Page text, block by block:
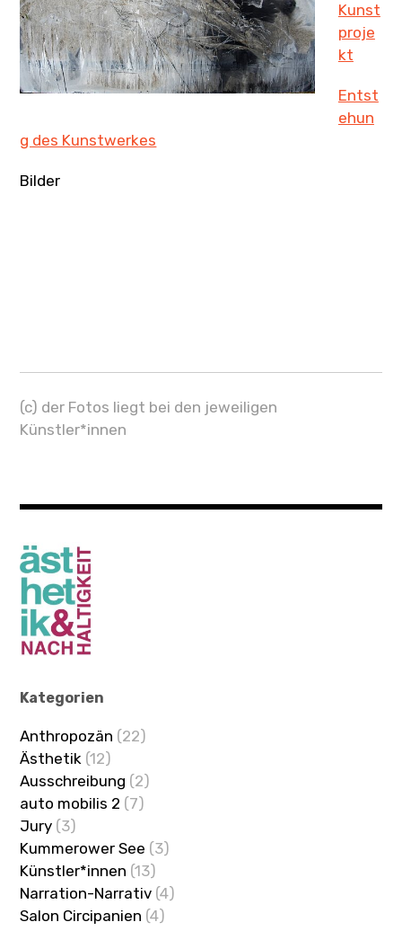
Kunst
proje
kt
Entst
ehun
g des Kunstwerkes
Bilder
(c) der Fotos liegt bei den jeweiligen
Künstler*innen
Kategorien
Anthropozän (22)
Ästhetik (12)
Ausschreibung (2)
auto mobilis 2 (7)
Jury (3)
Kummerower See (3)
Künstler*innen (13)
Narration-Narrativ (4)
Salon Circipanien (4)